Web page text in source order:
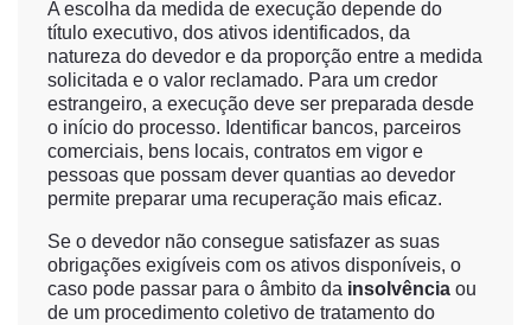
A escolha da medida de execução depende do
título executivo, dos ativos identificados, da
natureza do devedor e da proporção entre a medida
solicitada e o valor reclamado. Para um credor
estrangeiro, a execução deve ser preparada desde
o início do processo. Identificar bancos, parceiros
comerciais, bens locais, contratos em vigor e
pessoas que possam dever quantias ao devedor
permite preparar uma recuperação mais eficaz.
Se o devedor não consegue satisfazer as suas
obrigações exigíveis com os ativos disponíveis, o
caso pode passar para o âmbito da insolvência ou
de um procedimento coletivo de tratamento do